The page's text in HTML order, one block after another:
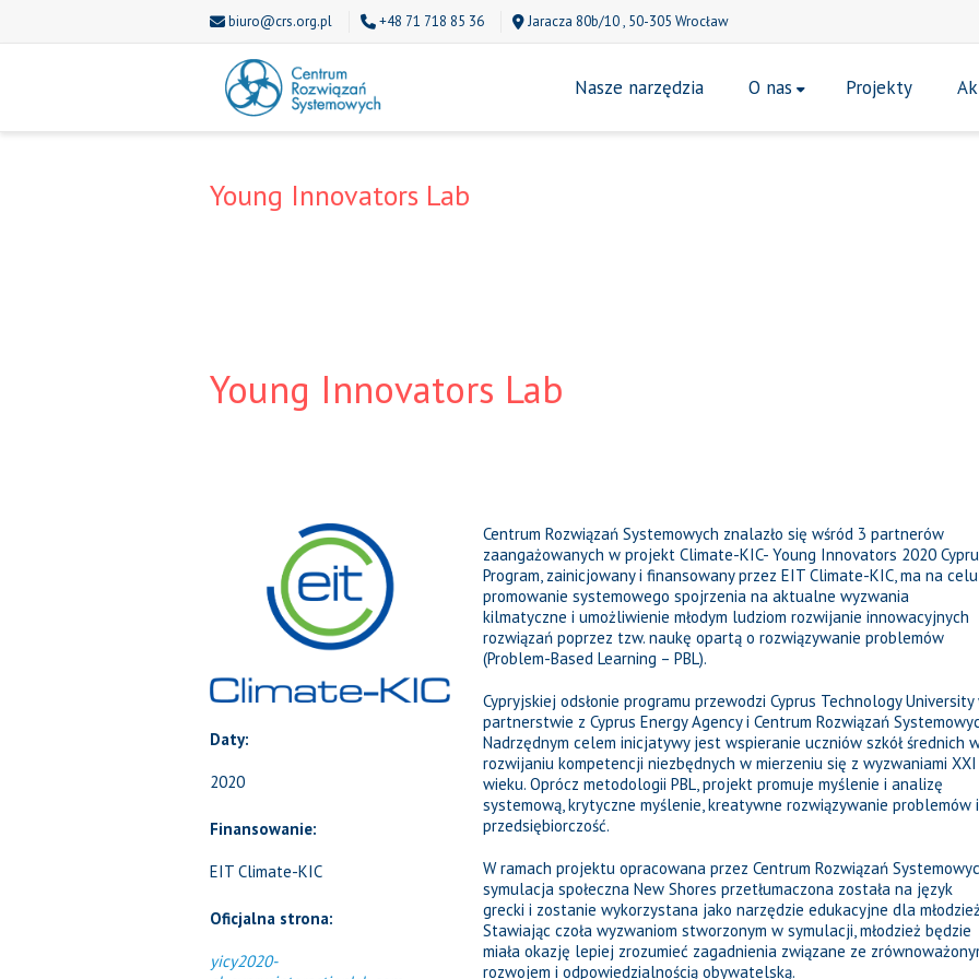
biuro@crs.org.pl +48 71 718 85 36 Jaracza 80b/10 , 50-305 Wrocław
Nasze narzędzia O nas Projekty
Young Innovators Lab
Young Innovators Lab
Daty:
2020
Finansowanie:
EIT Climate-KIC
Oficjalna strona:
yicy2020-
Centrum Rozwiązań Systemowych znalazło się wśród 3 partnerów
zaangażowanych w projekt Climate-KIC- Young Innovators 2020
Program, zainicjowany i finansowany przez EIT Climate-KIC, ma na celu
promowanie systemowego spojrzenia na aktualne wyzwania
kilmatyczne i umożliwienie młodym ludziom rozwijanie innowacyjnych
rozwiązań poprzez tzw. naukę opartą o rozwiązywanie problemów
(Problem-Based Learning – PBL).
Cypryjskiej odsłonie programu przewodzi Cyprus Technology University
partnerstwie z Cyprus Energy Agency i Centrum Rozwiązań
Nadrzędnym celem inicjatywy jest wspieranie uczniów szkół średnich
rozwijaniu kompetencji niezbędnych w mierzeniu się z wyzwaniami XXI
wieku. Oprócz metodologii PBL, projekt promuje myślenie i analizę
systemową, krytyczne myślenie, kreatywne rozwiązywanie problemów i
przedsiębiorczość.
W ramach projektu opracowana przez Centrum Rozwiązań
symulacja społeczna New Shores przetłumaczona została na język
grecki i zostanie wykorzystana jako narzędzie edukacyjne dla
Stawiając czoła wyzwaniom stworzonym w symulacji, młodzież będzie
miała okazję lepiej zrozumieć zagadnienia związane ze
rozwojem i odpowiedzialnością obywatelską.